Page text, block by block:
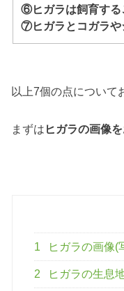
⑥ヒガラは飼育する
⑦ヒガラとコガラや
以上7個の点について
まずは ヒガラの画像
1 ヒガラの画像(
2 ヒガラの生息